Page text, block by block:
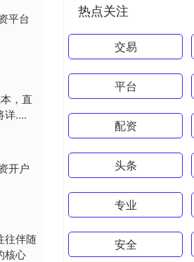
平台
，直
详....
开户
往伴随
核心
热点关注
交易
平台
配资
头条
专业
安全